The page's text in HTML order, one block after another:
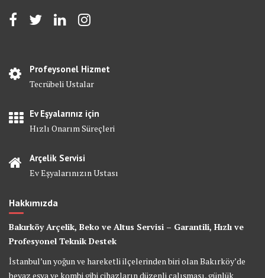
Profeysonel Hizmet
Tecrübeli Ustalar
Ev Eşyalarınız için
Hızlı Onarım Süreçleri
Arçelik Servisi
Ev Eşyalarınızın Ustası
Hakkımızda
Bakırköy Arçelik, Beko ve Altus Servisi – Garantili, Hızlı ve
Profesyonel Teknik Destek
İstanbul’un yoğun ve hareketli ilçelerinden biri olan Bakırköy’de
beyaz eşya ve kombi gibi cihazların düzenli çalışması, günlük